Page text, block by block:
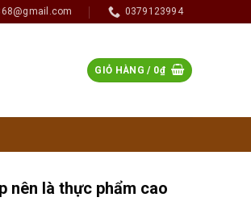
0379123994
GIỎ HÀNG / 0₫
nên là thực phẩm cao